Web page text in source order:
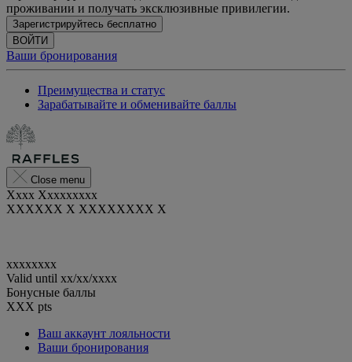
проживании и получать эксклюзивные привилегии.
Зарегистрируйтесь бесплатно
ВОЙТИ
Ваши бронирования
Преимущества и статус
Зарабатывайте и обменивайте баллы
Close menu
Xxxx Xxxxxxxxx
XXXXXX X XXXXXXXX X
xxxxxxxx
Valid until xx/xx/xxxx
Бонусные баллы
XXX pts
Ваш аккаунт лояльности
Ваши бронирования